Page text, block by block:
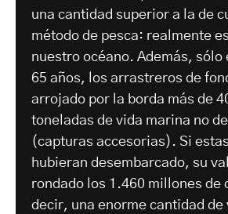
una cantidad superior a la de
método de pesca: realmente
nuestro océano. Además, sólo
65 años, los arrastreros de
arrojado por la borda más de
toneladas de vida marina no
(capturas accesorias). Si
hubieran desembarcado, su
rondado los 1.460 millones de
decir, una enorme cantidad de